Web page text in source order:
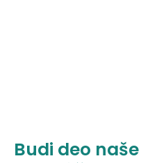
Budi deo